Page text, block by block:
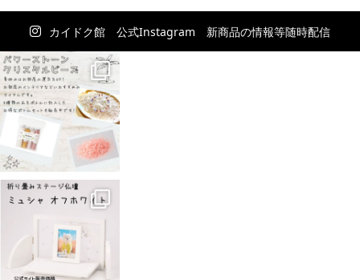
カイドク館 公式Instagram 新商品の情報等随時配信